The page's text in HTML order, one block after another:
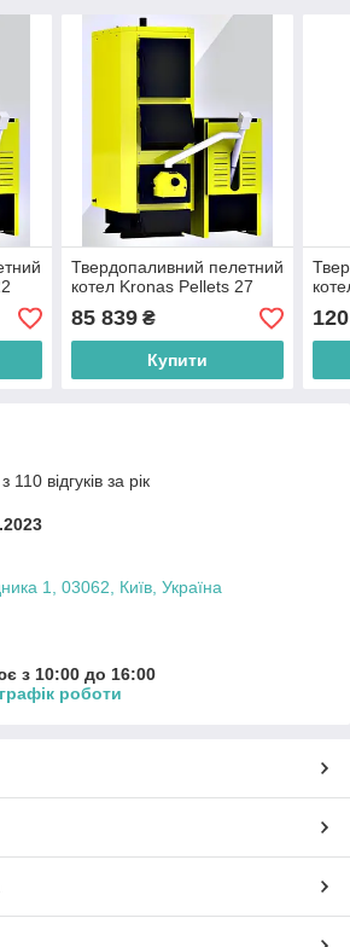
Твердопаливний пелетний
котел Kronas Pellets 27
85 839₴
Купити
відгуків за рік
1, 03062, Київ, Україна
з 10:00 до 16:00
роботи